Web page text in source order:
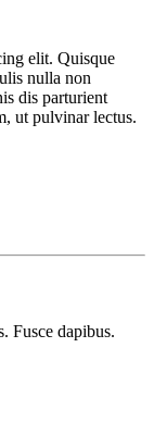
elit. Quisque
nulla non
dis parturient
ut pulvinar lectus.
Fusce dapibus.